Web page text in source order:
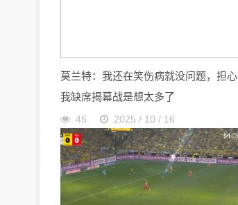
莫兰特：我还在笑伤病就没问题，担心
我缺席揭幕战是想太多了
45 2025 / 10 / 16